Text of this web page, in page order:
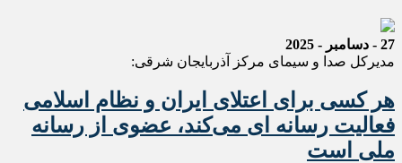
27 - دسامبر - 2025
مدیرکل صدا و سیمای مرکز آذربایجان شرقی:
هر کسی برای اعتلای ایران و نظام اسلامی
فعالیت رسانه ای می‌کند، عضوی از رسانه
ملی است